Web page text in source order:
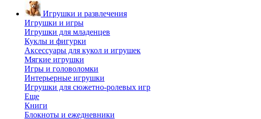
Игрушки и развлечения
Игрушки и игры
Игрушки для младенцев
Куклы и фигурки
Аксессуары для кукол и игрушек
Мягкие игрушки
Игры и головоломки
Интерьерные игрушки
Игрушки для сюжетно-ролевых игр
Еще
Книги
Блокноты и ежедневники